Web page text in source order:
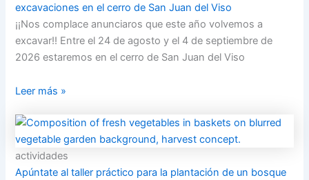
excavaciones en el cerro de San Juan del Viso
¡¡Nos complace anunciaros que este año volvemos a
excavar!! Entre el 24 de agosto y el 4 de septiembre de
2026 estaremos en el cerro de San Juan del Viso
Leer más »
actividades
Apúntate al taller práctico para la plantación de un bosque